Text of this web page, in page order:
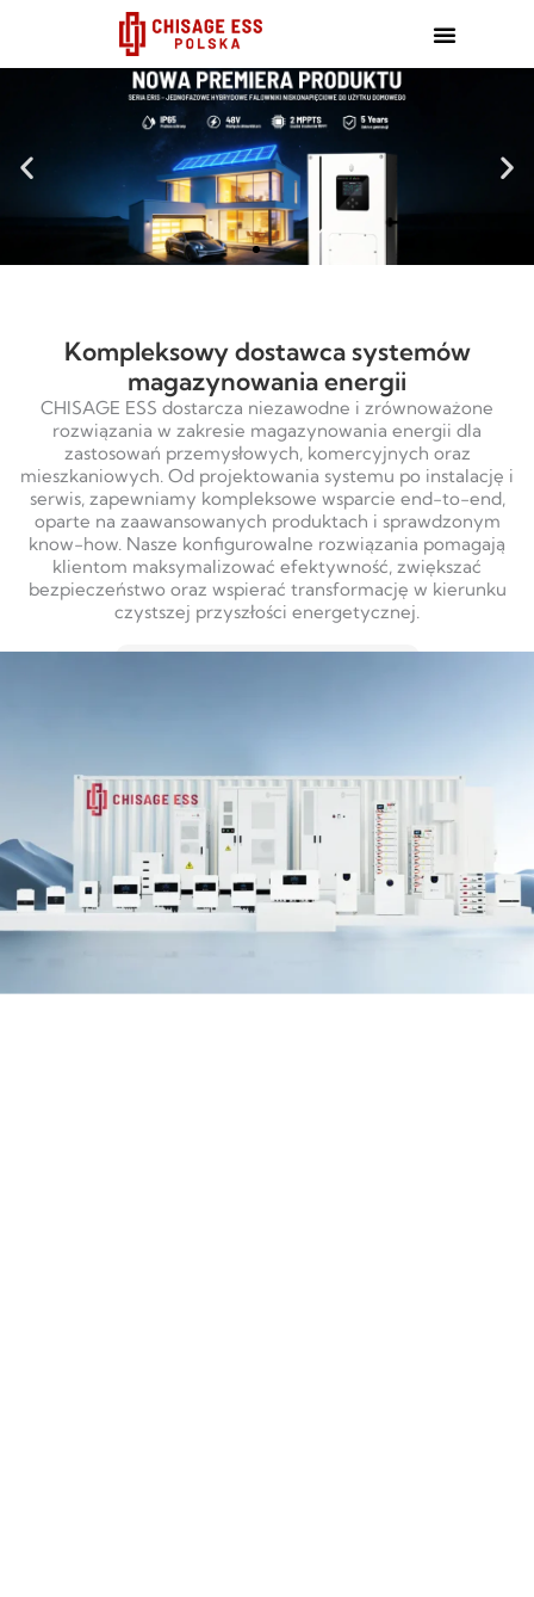
Kompleksowy dostawca systemów
magazynowania energii
CHISAGE ESS dostarcza niezawodne i zrównoważone
rozwiązania w zakresie magazynowania energii dla
zastosowań przemysłowych, komercyjnych oraz
mieszkaniowych. Od projektowania systemu po instalację i
serwis, zapewniamy kompleksowe wsparcie end-to-end,
oparte na zaawansowanych produktach i sprawdzonym
know-how. Nasze konfigurowalne rozwiązania pomagają
klientom maksymalizować efektywność, zwiększać
bezpieczeństwo oraz wspierać transformację w kierunku
czystszej przyszłości energetycznej.